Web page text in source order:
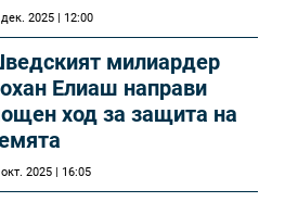
дек. 2025 | 12:00
милиардер
Елиаш направи
ход за защита на
2025 | 16:05